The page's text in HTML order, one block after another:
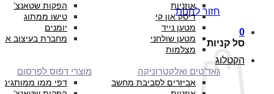
חזור לחנות
0
סל קניות
אוזניות
דיסק און קי
מטען נייד
מטען שולחני
מצלמות
הפקות שטאנצ’
טישו ממתוג
יומנים
מחברת בעיצוב
הקטלוג
גאד’טים ואלקטרוניקה
אביזרים לסביבת מחשב
מוצרי דפוס לפרסום
דפי ממו ממותגים